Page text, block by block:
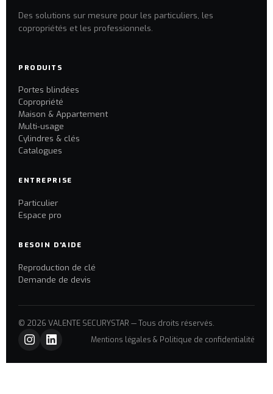
Des solutions sur mesure pour les particuliers, les
copropriétés et les professionnels.
PRODUITS
Portes blindées
Copropriété
Maison & Appartement
Multi-usage
Cylindres & clés
Catalogues
ENTREPRISE
Particulier
Espace pro
BESOIN D'AIDE
Reproduction de clé
Demande de devis
© 2026 VALENTE SECURYSTAR — Tous droits réservés.
Mentions légales & Politique de confidentialité